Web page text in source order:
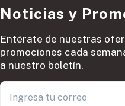
Noticias y
Entérate de nuestras
promociones cada
a nuestro boletín.